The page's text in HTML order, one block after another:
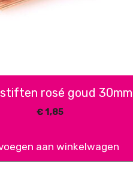
rosé goud 30mm
€1,85
aan winkelwagen